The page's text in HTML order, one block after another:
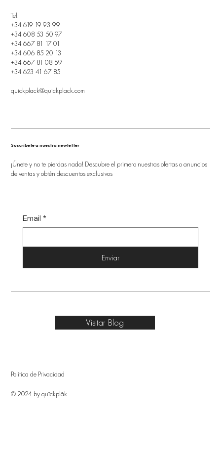
Tel:
+34 619 19 93 99
+34 608 53 50 97
+34 667 81 17 01
+34 606 85 20 13
+34 667 81 08 59
+34 623 41 67 85
quickplack@quickplack.com
Suscríbete a nuestra newletter
¡Únete y no te pierdas nada! Descubre el primero nuestras ofertas o anuncios
de ventas y obtén descuentos exclusivos
Email *
Enviar
Política de Privacidad
© 2024 by quîckplâk
Visitar Blog